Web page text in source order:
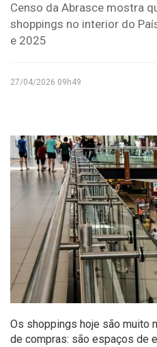
Censo da Abrasce mostra
shoppings no interior do
e 2025
27/04/2026 09h49
Os shoppings hoje são muito
de compras: são espaços de